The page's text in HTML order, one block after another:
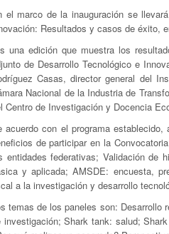
el marco de la inauguración se
Resultados y casos de éxito,
una edición que muestra los
de Desarrollo Tecnológico e
Casas, director general del
Nacional de la Industria de
Centro de Investigación y Docencia
acuerdo con el programa
de participar en la
entidades federativas; Validación de
y aplicada; AMSDE: encuesta,
a la investigación y desarrollo
temas de los paneles son: Desarrollo
investigación; Shark tank: salud;